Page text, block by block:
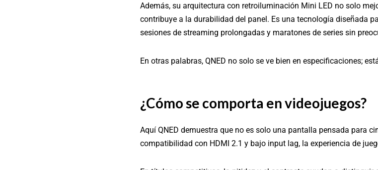
Además, su arquitectura con retroiluminación Mini LED no solo
contribuye a la durabilidad del panel. Es una tecnología diseñada
sesiones de streaming prolongadas y maratones de series sin
En otras palabras, QNED no solo se ve bien en especificaciones;
¿Cómo se comporta en videojuegos?
Aquí QNED demuestra que no es solo una pantalla pensada para
compatibilidad con HDMI 2.1 y bajo input lag, la experiencia de